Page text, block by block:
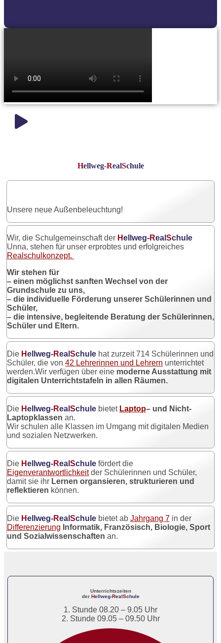
Hellweg-RealSchule
Unsere neue Außenbeleuchtung!
Wir, die Schulgemeinschaft der Hellweg-Real Schule
Unna, stehen für unser erprobtes und erfolgreiches
Realschulkonzept.
Wir stehen für
– einen möglichst sanften Wechsel von der
Grundschule zu uns,
– die individuelle Förderung unserer Schülerinnen und
Schüler,
– die intensive, begleitende Beratung der Schülerinnen,
Schüler und Eltern.
Die Hellweg-Real Schule hat zurzeit 714 Schülerinnen und
Schüler, die von 42 Lehrerinnen und Lehrern unterrichtet
werden.Wir verfügen über eine moderne Ausstattung mit
digitalen Unterrichtstafeln in allen Räumen.
Die Hellweg-Real Schule bietet Laptop– und Nicht-
Laptopklassen an.
Wir schulen alle Klassen im Umgang mit digitalen Medien
und sozialen Netzwerken.
Die Hellweg-Real Schule fördert die
Eigenverantwortlichkeitder Schülerinnen und Schüler,
damit sie ihr Lernen organsieren, strukturieren und
reflektieren können.
Die Hellweg-Real Schule bietet ab Jahrgang 7 in der
Differenzierung Informatik, Französisch, Biologie, Sport
und Sozialwissenschaften an.
Unterrichtszeiten
der Hellweg-RealSchule
1. Stunde 08.20 – 9.05 Uhr
2. Stunde 09.05 – 09.50 Uhr